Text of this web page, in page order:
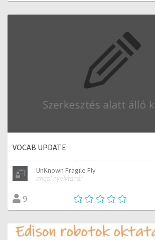
VOCAB UPDATE
UnKnown Fragile Fly
angol nyelvtanár
9